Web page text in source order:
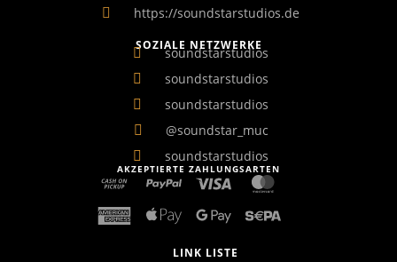
LINK LISTE
SOZIALE NETZWERKE
soundstarstudios
soundstarstudios
soundstarstudios
@soundstar_muc
soundstarstudios
AKZEPTIERTE ZAHLUNGSARTEN
https://soundstarstudios.de